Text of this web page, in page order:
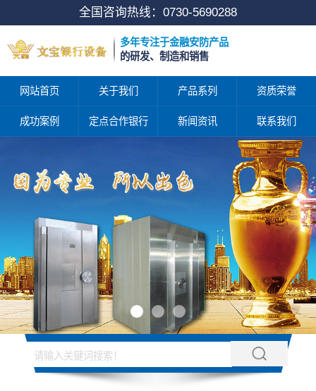
全国咨询热线： 0730-5690288
多年专注于金融安防产品
的研发、制造和销售
网站首页 关于我们 产品系列 资质荣誉
成功案例 定点合作银行 新闻资讯 联系我们